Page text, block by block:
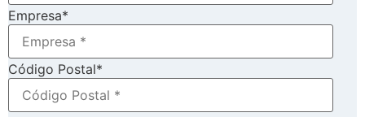
Empresa*
Código Postal*